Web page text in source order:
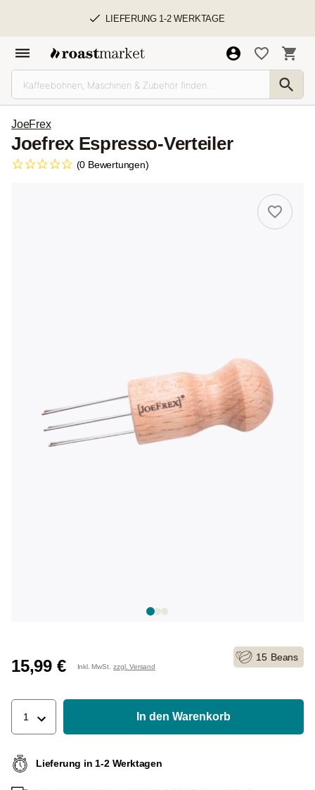
LIEFERUNG 1-2 WERKTAGE
JoeFrex
Joefrex Espresso-Verteiler
(0 Bewertungen)
15,99 € Inkl. MwSt. zzgl. Versand
15 Beans
1 In den Warenkorb
Lieferung in 1-2 Werktagen